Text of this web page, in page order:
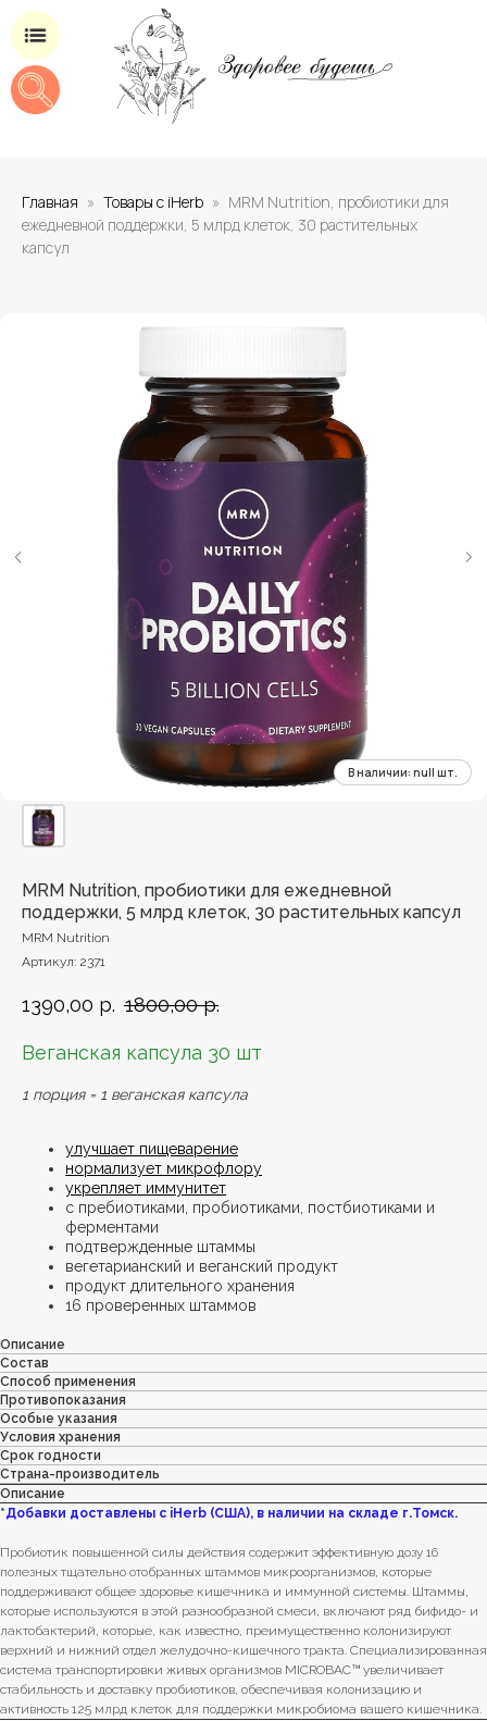
Главная Товары с iHerb
MRM Nutrition, пробиотики для
ежедневной поддержки, 5 млрд клеток, 30 растительных
капсул
MRM Nutrition, пробиотики для ежедневной
поддержки, 5 млрд клеток, 30 растительных капсул
MRM Nutrition
Артикул: 2371
1390,00 р. 1800,00 р.
Веганская капсула 30 шт
1 порция = 1 веганская капсула
улучшает пищеварение
нормализует микрофлору
укрепляет иммунитет
с пребиотиками, пробиотиками, постбиотиками и
ферментами
подтвержденные штаммы
вегетарианский и веганский продукт
продукт длительного хранения
16 проверенных штаммов
Описание
Состав
Способ применения
Противопоказания
Особые указания
Условия хранения
Срок годности
Страна-производитель
Описание
*Добавки доставлены с iHerb (США), в наличии на складе г.Томск.
Пробиотик повышенной силы действия содержит эффективную дозу 16
полезных тщательно отобранных штаммов микроорганизмов, которые
поддерживают общее здоровье кишечника и иммунной системы. Штаммы,
которые используются в этой разнообразной смеси, включают ряд бифидо- и
лактобактерий, которые, как известно, преимущественно колонизируют
верхний и нижний отдел желудочно-кишечного тракта. Специализированная
система транспортировки живых организмов MICROBAC™ увеличивает
стабильность и доставку пробиотиков, обеспечивая колонизацию и
активность 125 млрд клеток для поддержки микробиома вашего кишечника.